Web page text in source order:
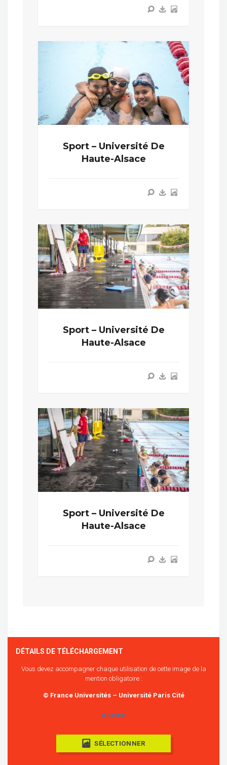
Sport – Université De
Haute-Alsace
Sport – Université De
Haute-Alsace
Sport – Université De
Haute-Alsace
DÉTAILS DE TÉLÉCHARGEMENT
Vous devez accompagner chaque utilisation de cette image de la
mention obligatoire :
© France Universités – Université Paris Cité
COPIER
SÉLECTIONNER